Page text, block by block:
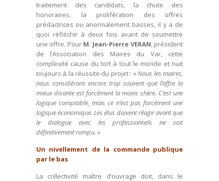
traitement des candidats, la chute des
honoraires, la prolifération des offres
prédactrices ou anormalement basses, il y a de
quoi réfléchir à deux fois avant de soumettre
une offre. PourM. Jean-Pierre VERAN, président
de l’Association des Maires du Var, cette
complexité cause du tort à tout le monde et nuit
toujours à la réussite du projet : «Nous les maires,
nous considérons encore trop souvent que l’offre la
mieux disante est forcément la moins chère. C’est une
logique comptable, mais ce n’est pas forcément une
logique économique. Les élus doivent réagir avant que
le dialogue avec les professionnels ne soit
définitivement rompu. »
Un nivellement de la commande publique
par le bas
La collectivité maître d’ouvrage doit, dans le